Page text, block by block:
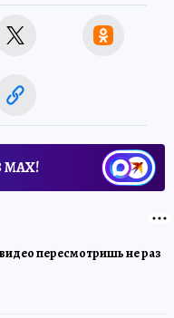
МАХ!
пересмотришь не раз